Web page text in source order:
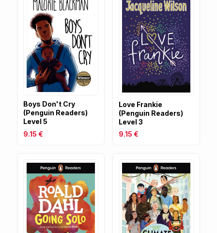
Boys Don't Cry
(Penguin Readers)
Level 5
9.15 €
Love Frankie
(Penguin Readers)
Level 3
9.15 €